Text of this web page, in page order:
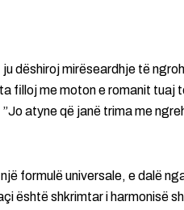
ju dëshiroj mirëseardhje të
filloj me moton e romanit tuaj
atyne që janë trima me
formulë universale, e dalë
është shkrimtar i harmonisë